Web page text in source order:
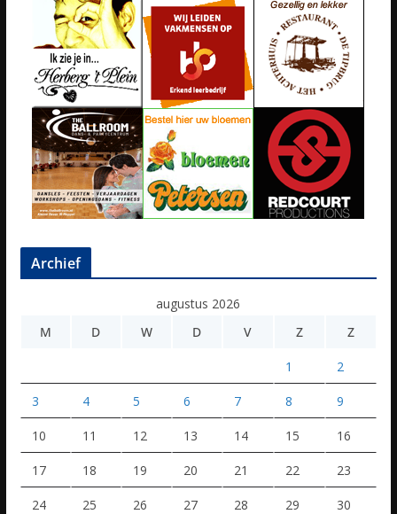
Archief
augustus 2026
M
D W D V Z Z
1 2
3 4 5 6 7 8 9
10 11 12 13 14 15 16
17 18 19 20 21 22 23
24 25 26 27 28 29 30